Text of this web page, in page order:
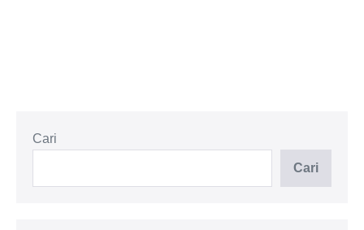
Cari
Cari